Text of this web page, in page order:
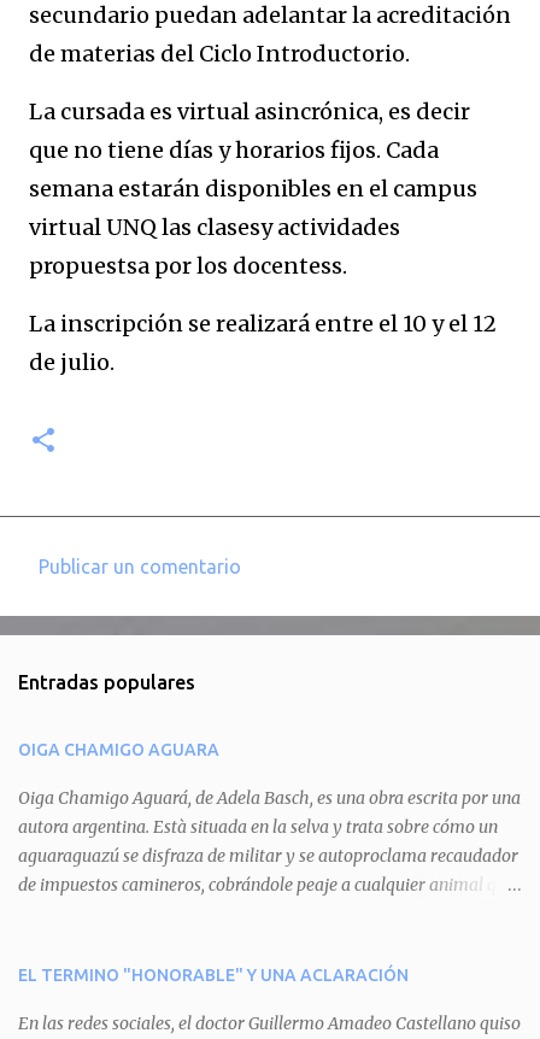
secundario puedan adelantar la acreditación
de materias del Ciclo Introductorio.
La cursada es virtual asincrónica, es decir
que no tiene días y horarios fijos. Cada
semana estarán disponibles en el campus
virtual UNQ las clasesy actividades
propuestsa por los docentess.
La inscripción se realizará entre el 10 y el 12
de julio.
e
t
a
r
i
o
Publicar un comentario
Entradas populares
OIGA CHAMIGO AGUARA
Oiga Chamigo Aguará, de Adela Basch, es una obra escrita por una
autora argentina. Està situada en la selva y trata sobre cómo un
aguaraguazú se disfraza de militar y se autoproclama recaudador
de impuestos camineros, cobrándole peaje a cualquier animal que
aguará le provoca. De igual manera pasa con Tatú, el armadillo.
del aguará y pasa sin pagar. Por último, Tui, la cotorra, deja
EL TERMINO "HONORABLE" Y UNA ACLARACIÓN
En las redes sociales, el doctor Guillermo Amadeo Castellano quiso